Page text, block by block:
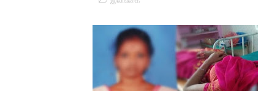
பாலச்சந்திரன் மற்றும்
பிரிட்டனால் கடத்தப்படும்